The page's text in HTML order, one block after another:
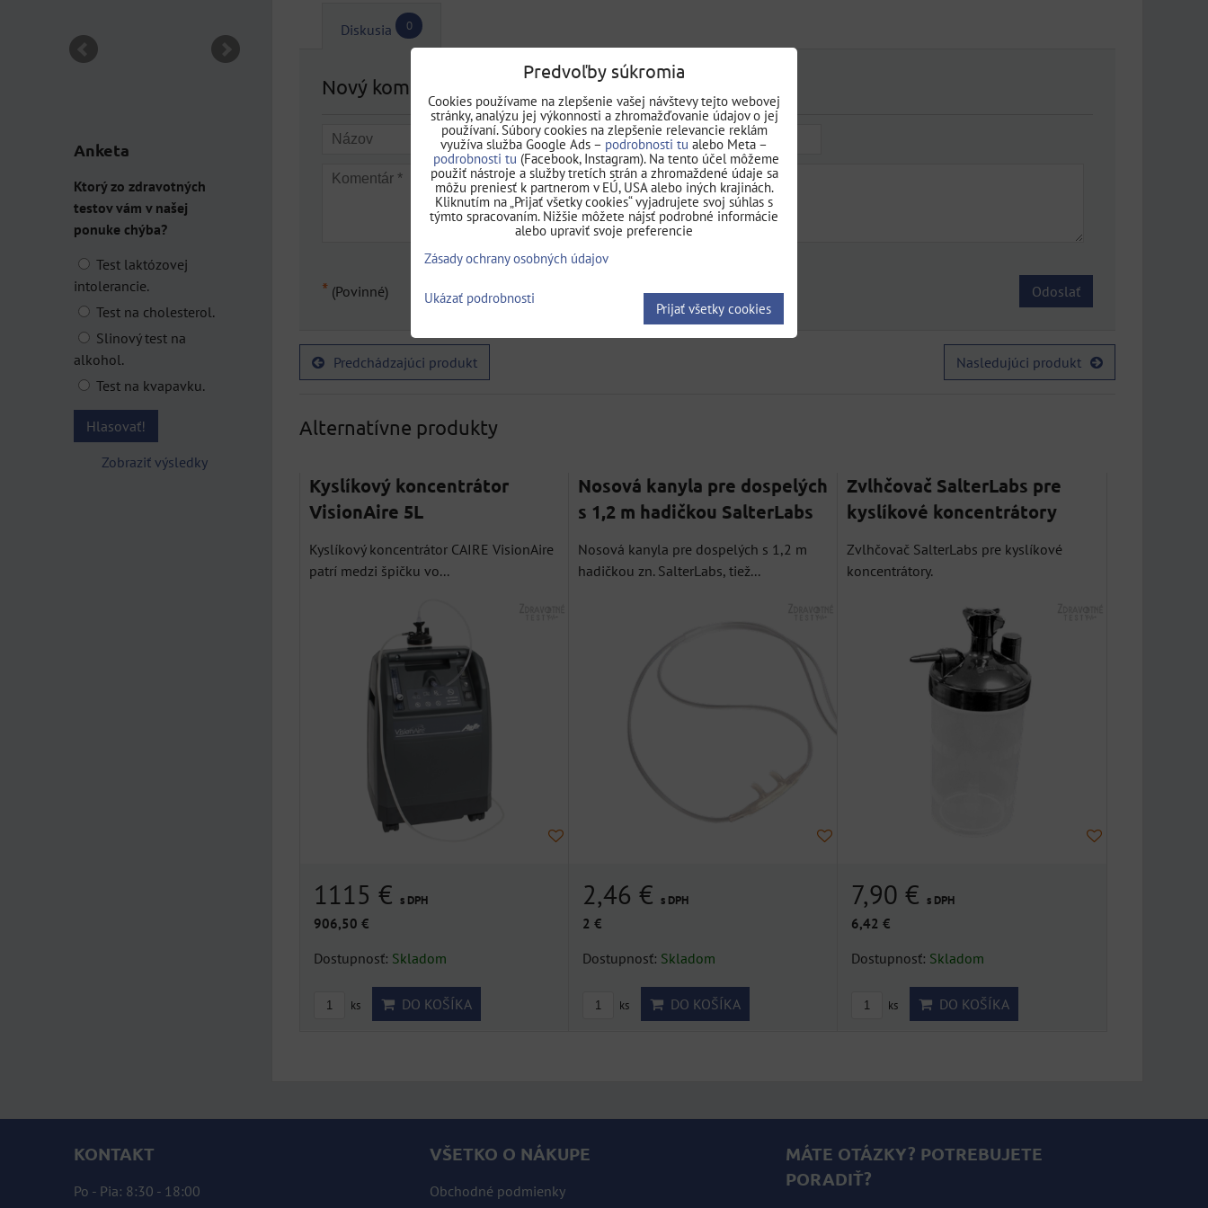
Diskusia 0
Nový komentár
* (Povinné) Odoslať
Predchádzajúci produkt Nasledujúci produkt
Alternatívne produkty
Kyslíkový koncentrátor
VisionAire 5L
Kyslíkový koncentrátor CAIRE VisionAire
patrí medzi špičku vo...
1115 € s DPH
906,50 €
Dostupnosť: Skladom
ks DO KOŠÍKA
Nosová kanyla pre dospelých
s 1,2 m hadičkou SalterLabs
Nosová kanyla pre dospelých s 1,2 m
hadičkou zn. SalterLabs, tiež...
2,46 € s DPH
2 €
Dostupnosť: Skladom
ks DO KOŠÍKA
Zvlhčovač SalterLabs pre
kyslíkové koncentrátory
Zvlhčovač SalterLabs pre kyslíkové
koncentrátory.
7,90 €s DPH
6,42 €
Dostupnosť: Skladom
ks DO KOŠÍKA
Anketa
Ktorý zo zdravotných
testov vám v našej
ponuke chýba?
Test laktózovej
intolerancie.
Test na cholesterol.
Slinový test na
alkohol.
Test na kvapavku.
Hlasovať!
Zobraziť výsledky
KONTAKT
Po - Pia: 8:30 - 18:00
VŠETKO O NÁKUPE
Obchodné podmienky
MÁTE OTÁZKY? POTREBUJETE
PORADIŤ?
Predvoľby súkromia
Cookies používame na zlepšenie vašej návštevy tejto webovej
stránky, analýzu jej výkonnosti a zhromažďovanie údajov o jej
používaní. Súbory cookies na zlepšenie relevancie reklám
využíva služba Google Ads – podrobnosti tu alebo Meta –
podrobnosti tu (Facebook, Instagram). Na tento účel môžeme
použiť nástroje a služby tretích strán a zhromaždené údaje sa
môžu preniesť k partnerom v EÚ, USA alebo iných krajinách.
Kliknutím na „Prijať všetky cookies“ vyjadrujete svoj súhlas s
týmto spracovaním. Nižšie môžete nájsť podrobné informácie
alebo upraviť svoje preferencie
Zásady ochrany osobných údajov
Ukázať podrobnosti
Prijať všetky cookies